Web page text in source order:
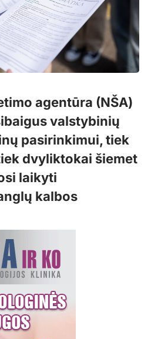
agentūra (NŠA)
valstybinių
pasirinkimui, tiek
dvyliktokai šiemet
laikyti
kalbos